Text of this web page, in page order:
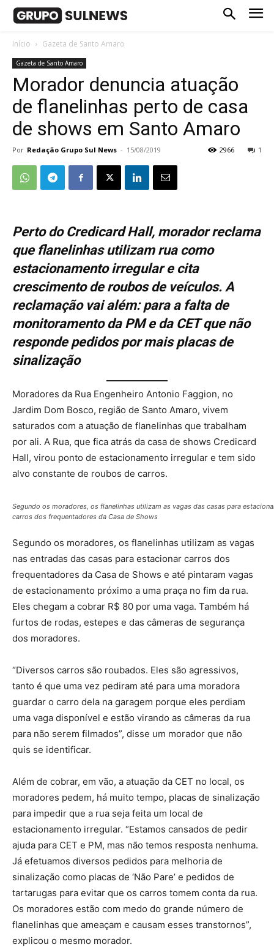
Início Gazeta de Santo Amaro
Gazeta de Santo Amaro
Morador denuncia atuação
de flanelinhas perto de casa
de shows em Santo Amaro
Por Redação Grupo Sul News - 15/08/2019 1
2966
Perto do Credicard Hall, morador reclama
que flanelinhas utilizam rua como
estacionamento irregular e cita
crescimento de roubos de veículos. A
reclamação vai além: para a falta de
monitoramento da PM e da CET que não
responde pedidos por mais placas de
sinalização
Moradores da Rua Engenheiro Antonio Faggion, no
Jardim Dom Bosco, região de Santo Amaro, vivem
saturados com a atuação de flanelinhas que trabalham
por ali. A Rua, que fica atrás da casa de shows Credicard
Hall, virou ponto de estacionamento irregular e tem sido
alvo constante de roubos de carros.
Segundo os moradores, os flanelinhas utilizam as vagas das casas para
carros dos frequentadores da Casa de Shows
Segundo os moradores, os flanelinhas utilizam as vagas
nas entradas das casas para estacionar carros dos
frequentadores da Casa de Shows e até pintaram vagas
de estacionamento próximo a uma praça no fim da rua.
Eles chegam a cobrar R$ 80 por uma vaga. Também há
furtos de rodas, estepes e das câmeras de segurança
dos moradores.
“Diversos carros são roubados. Eles são agressivos,
tanto é que uma vez pediram até para uma moradora
guardar o carro dela na garagem porque eles perdiam
uma vaga disponível e estão virando as câmeras da rua
para não serem filmados”, disse um morador que não
quis se identificar.
Além de cobrar, em vão, a atuação da CET no local, os
moradores pedem, há muito tempo, placas de sinalização
para impedir que a rua seja feita um local de
estacionamento irregular. “Estamos cansados de pedir
ajuda para CET e PM, mas não temos resposta nenhuma.
Já efetuamos diversos pedidos para melhoria de
sinalização como placas de ‘Não Pare’ e pedidos de
tartarugas para evitar que os carros tomem conta da rua.
Os moradores estão com medo do grande número de
flanelinhas que ameaçam e causam esses transtornos”,
explicou o mesmo morador.